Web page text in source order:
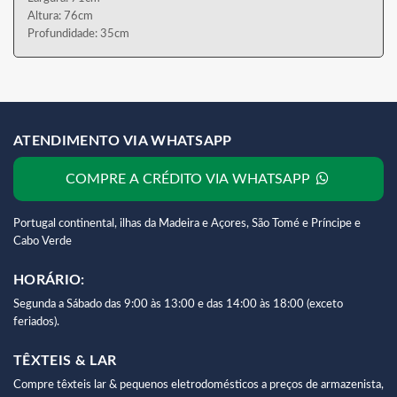
Altura: 76cm
Profundidade: 35cm
ATENDIMENTO VIA WHATSAPP
COMPRE A CRÉDITO VIA WHATSAPP
Portugal continental, ilhas da Madeira e Açores, São Tomé e Príncipe e
Cabo Verde
HORÁRIO:
Segunda a Sábado das 9:00 às 13:00 e das 14:00 às 18:00 (exceto
feriados).
TÊXTEIS & LAR
Compre têxteis lar & pequenos eletrodomésticos a preços de armazenista,